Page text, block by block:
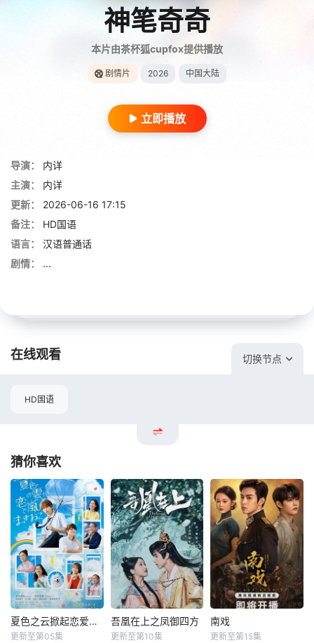
神笔奇奇
本片由茶杯狐cupfox提供播放
剧情片 2026 中国大陆
立即播放
导演：
内详
主演：
内详
更新：
2026-06-16 17:15
备注：
HD国语
语言：
汉语普通话
剧情：
...
在线观看 切换节点
HD国语
猜你喜欢
夏色之云掀起恋爱与风暴
更新至第05集
吾凰在上之凤御四方
更新至第10集
南戏
更新至第15集